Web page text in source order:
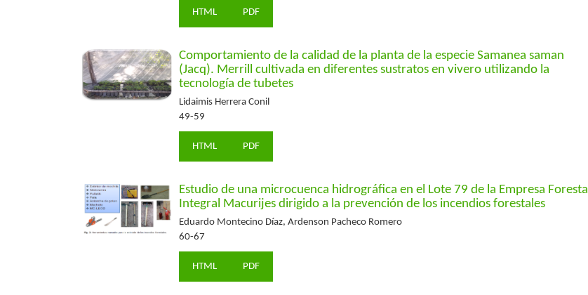
HTML PDF
Comportamiento de la calidad de la planta de la especie Samanea saman
(Jacq). Merrill cultivada en diferentes sustratos en vivero utilizando la
tecnología de tubetes
Lidaimis Herrera Conil
49-59
HTML PDF
Estudio de una microcuenca hidrográfica en el Lote 79 de la Empresa Forestal
Integral Macurijes dirigido a la prevención de los incendios forestales
Eduardo Montecino Díaz, Ardenson Pacheco Romero
60-67
HTML PDF